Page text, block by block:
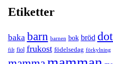
Etiketter
baka barn barnen bok bröd
filt fiol frukost födelsedag förkylning